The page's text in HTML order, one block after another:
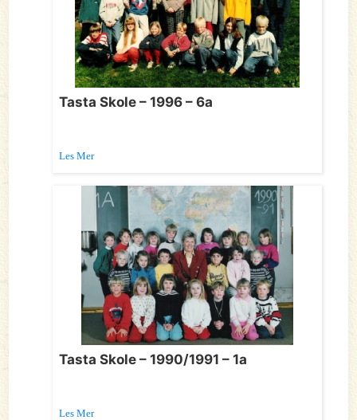
Tasta Skole – 1996 – 6a
Les Mer
Tasta Skole – 1990/1991 – 1a
Les Mer